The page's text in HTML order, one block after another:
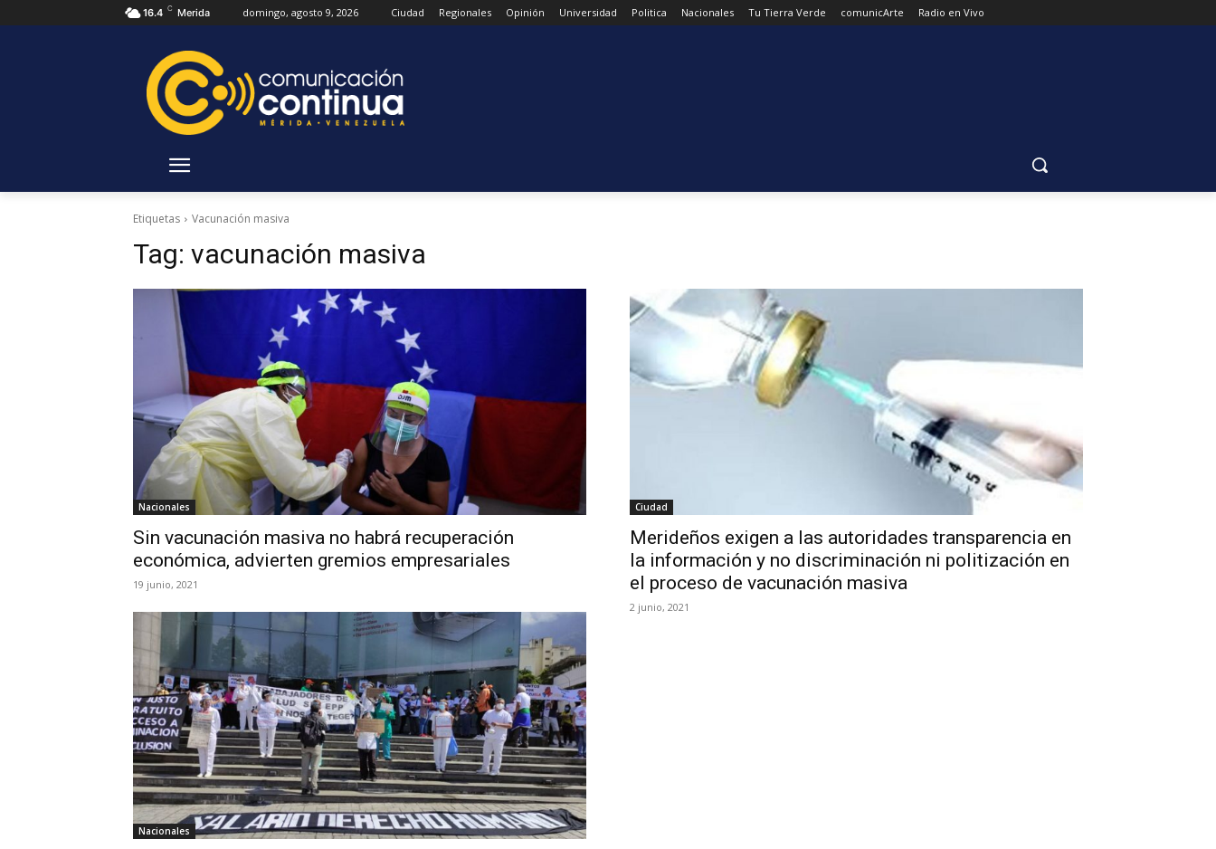
16.4 C Merida domingo, agosto 9, 2026 Ciudad Regionales Opinión Universidad Politica Nacionales Tu Tierra Verde comunicArte Radio en Vivo
Etiquetas Vacunación masiva
Tag: vacunación masiva
Nacionales
Sin vacunación masiva no habrá recuperación
económica, advierten gremios empresariales
19 junio, 2021
Ciudad
Merideños exigen a las autoridades transparencia en
la información y no discriminación ni politización en
el proceso de vacunación masiva
2 junio, 2021
Nacionales